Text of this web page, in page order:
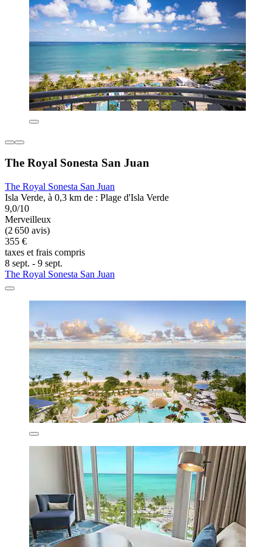
The Royal Sonesta San Juan
The Royal Sonesta San Juan
Isla Verde, à 0,3 km de : Plage d'Isla Verde
9,0/10
Merveilleux
(2 650 avis)
355 €
taxes et frais compris
8 sept. - 9 sept.
The Royal Sonesta San Juan